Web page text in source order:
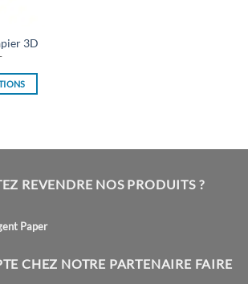
3D
REVENDRE NOS PRODUITS ?
Paper
CHEZ NOTRE PARTENAIRE FAIRE